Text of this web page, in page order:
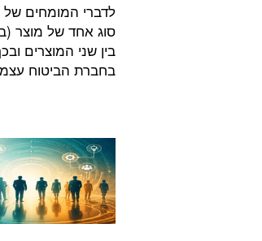
לדברי המומחים
סוג אחד של מוצר
בין שני המוצרים
בחברת הביטוח